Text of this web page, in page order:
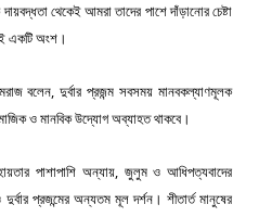
দায়বদ্ধতা থেকেই আমরা তাদের পাশে দাঁড়ানোর চেষ্টা
একটি অংশ।
বলেন,দুর্বার প্রজন্ম সবসময় মানবকল্যাণমূলক
ও মানবিক উদ্যোগ অব্যাহত থাকবে।
পাশাপাশি অন্যায়, জুলুম ও আধিপত্যবাদের
দুর্বার প্রজন্মের অন্যতম মূল দর্শন। শীতার্ত মানুষের